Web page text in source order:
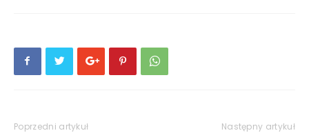
Poprzedni artykuł Następny artykuł